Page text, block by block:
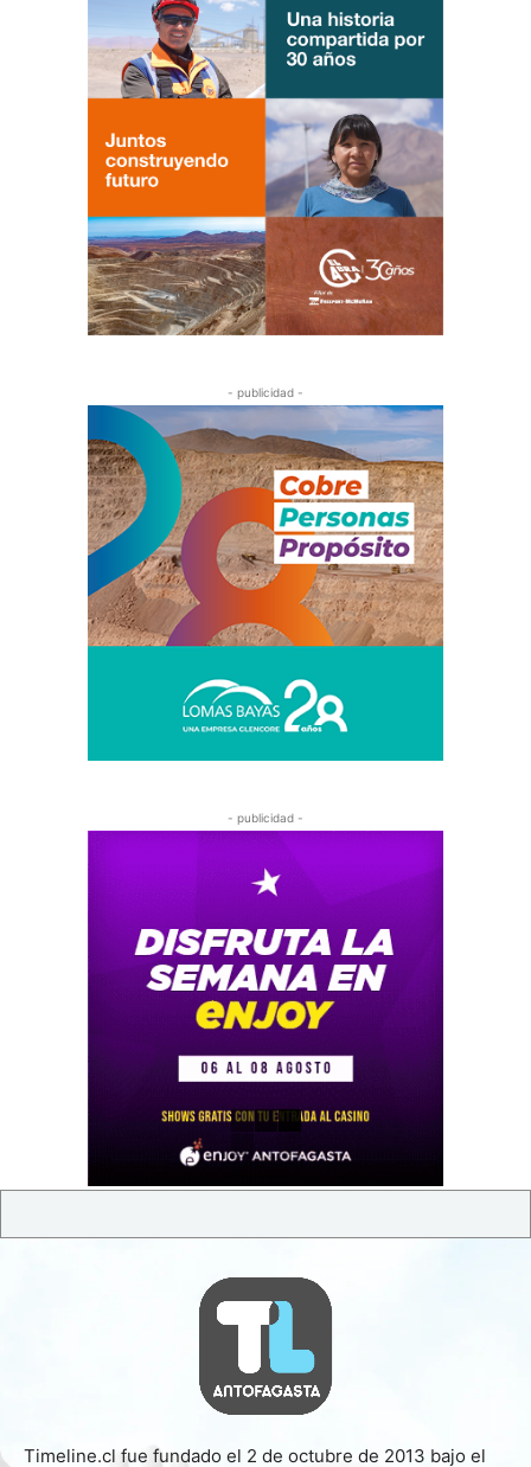
- publicidad -
- publicidad -
Timeline.cl fue fundado el 2 de octubre de 2013 bajo el